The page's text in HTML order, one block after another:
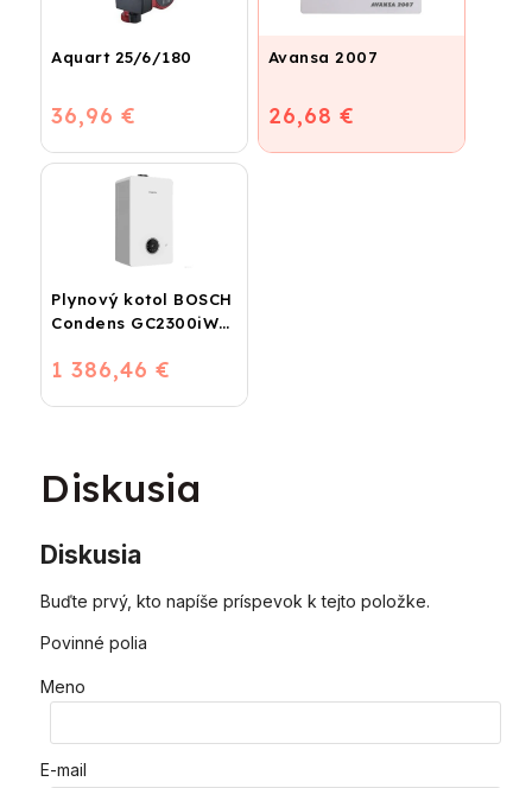
Aquart 25/6/180
36,96 €
Avansa 2007
26,68 €
Plynový kotol BOSCH
Condens GC2300iW
kondenzačný
1 386,46 €
Diskusia
Diskusia
Buďte prvý, kto napíše príspevok k tejto položke.
Povinné polia
Meno
E-mail